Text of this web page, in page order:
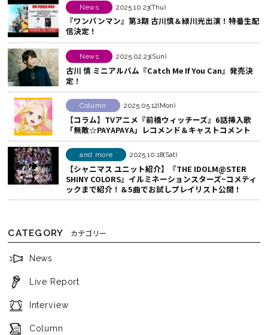
す
る
o
o
k
で
シ
す
る
ェ
News 2025.10.23(Thu)
『ワンパンマン』第3期 古川慎＆緑川光出演！特番生配
信決定！
News 2025.02.23(Sun)
古川 慎 ミニアルバム『Catch Me If You Can』発売決
定！
Column 2025.05.12(Mon)
【コラム】TVアニメ『前橋ウィッチーズ』6話挿入歌
「無敵☆PAYAPAYA」レコメンド＆キャストコメント
and more 2025.10.18(Sat)
【シャニマス ユニット紹介】『THE IDOLM@STER
SHINY COLORS』イルミネーションスターズ~コメティ
ックまで紹介！＆5曲でお試しプレイリスト公開！
CATEGORY カテゴリー
News
Live Report
Interview
Column